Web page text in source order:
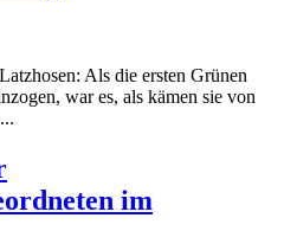
Als die ersten Grünen
war es, als kämen sie von
im